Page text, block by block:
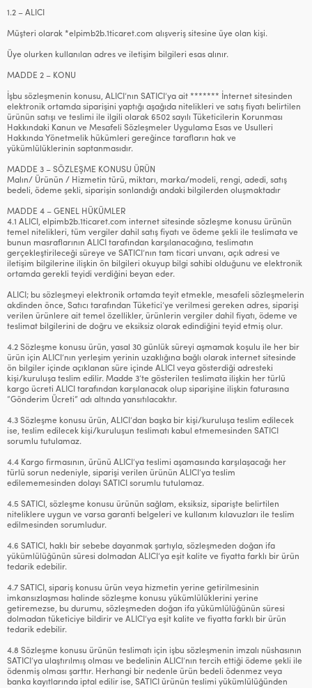
1.2 – ALICI
Müşteri olarak *elpimb2b.1ticaret.com alışveriş sitesine üye olan kişi.
Üye olurken kullanılan adres ve iletişim bilgileri esas alınır.
MADDE 2 – KONU
İşbu sözleşmenin konusu, ALICI’nın SATICI’ya ait ******* İnternet sitesinden
elektronik ortamda siparişini yaptığı aşağıda nitelikleri ve satış fiyatı belirtilen
ürünün satışı ve teslimi ile ilgili olarak 6502 sayılı Tüketicilerin Korunması
Hakkındaki Kanun ve Mesafeli Sözleşmeler Uygulama Esas ve Usulleri
Hakkında Yönetmelik hükümleri gereğince tarafların hak ve
yükümlülüklerinin saptanmasıdır.
MADDE 3 – SÖZLEŞME KONUSU ÜRÜN
Malın/ Ürünün / Hizmetin türü, miktarı, marka/modeli, rengi, adedi, satış
bedeli, ödeme şekli, siparişin sonlandığı andaki bilgilerden oluşmaktadır
MADDE 4 – GENEL HÜKÜMLER
4.1 ALICI, elpimb2b.1ticaret.com internet sitesinde sözleşme konusu ürünün
temel nitelikleri, tüm vergiler dahil satış fiyatı ve ödeme şekli ile teslimata ve
bunun masraflarının ALICI tarafından karşılanacağına, teslimatın
gerçekleştirileceği süreye ve SATICI’nın tam ticari unvanı, açık adresi ve
iletişim bilgilerine ilişkin ön bilgileri okuyup bilgi sahibi olduğunu ve elektronik
ortamda gerekli teyidi verdiğini beyan eder.
ALICI; bu sözleşmeyi elektronik ortamda teyit etmekle, mesafeli sözleşmelerin
akdinden önce, Satıcı tarafından Tüketici’ye verilmesi gereken adres, siparişi
verilen ürünlere ait temel özellikler, ürünlerin vergiler dahil fiyatı, ödeme ve
teslimat bilgilerini de doğru ve eksiksiz olarak edindiğini teyid etmiş olur.
4.2 Sözleşme konusu ürün, yasal 30 günlük süreyi aşmamak koşulu ile her bir
ürün için ALICI’nın yerleşim yerinin uzaklığına bağlı olarak internet sitesinde
ön bilgiler içinde açıklanan süre içinde ALICI veya gösterdiği adresteki
kişi/kuruluşa teslim edilir. Madde 3’te gösterilen teslimata ilişkin her türlü
kargo ücreti ALICI tarafından karşılanacak olup siparişine ilişkin faturasına
“Gönderim Ücreti” adı altında yansıtılacaktır.
4.3 Sözleşme konusu ürün, ALICI’dan başka bir kişi/kuruluşa teslim edilecek
ise, teslim edilecek kişi/kuruluşun teslimatı kabul etmemesinden SATICI
sorumlu tutulamaz.
4.4 Kargo firmasının, ürünü ALICI’ya teslimi aşamasında karşılaşacağı her
türlü sorun nedeniyle, siparişi verilen ürünün ALICI’ya teslim
edilememesinden dolayı SATICI sorumlu tutulamaz.
4.5 SATICI, sözleşme konusu ürünün sağlam, eksiksiz, siparişte belirtilen
niteliklere uygun ve varsa garanti belgeleri ve kullanım kılavuzları ile teslim
edilmesinden sorumludur.
4.6 SATICI, haklı bir sebebe dayanmak şartıyla, sözleşmeden doğan ifa
yükümlülüğünün süresi dolmadan ALICI’ya eşit kalite ve fiyatta farklı bir ürün
tedarik edebilir.
4.7 SATICI, sipariş konusu ürün veya hizmetin yerine getirilmesinin
imkansızlaşması halinde sözleşme konusu yükümlülüklerini yerine
getiremezse, bu durumu, sözleşmeden doğan ifa yükümlülüğünün süresi
dolmadan tüketiciye bildirir ve ALICI’ya eşit kalite ve fiyatta farklı bir ürün
tedarik edebilir.
4.8 Sözleşme konusu ürünün teslimatı için işbu sözleşmenin imzalı nüshasının
SATICI’ya ulaştırılmış olması ve bedelinin ALICI’nın tercih ettiği ödeme şekli ile
ödenmiş olması şarttır. Herhangi bir nedenle ürün bedeli ödenmez veya
banka kayıtlarında iptal edilir ise, SATICI ürünün teslimi yükümlülüğünden